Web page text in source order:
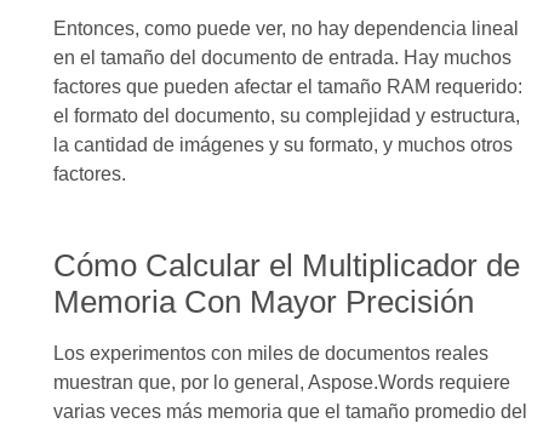
Entonces, como puede ver, no hay dependencia lineal
en el tamaño del documento de entrada. Hay muchos
factores que pueden afectar el tamaño RAM requerido:
el formato del documento, su complejidad y estructura,
la cantidad de imágenes y su formato, y muchos otros
factores.
Cómo Calcular el Multiplicador de
Memoria Con Mayor Precisión
Los experimentos con miles de documentos reales
muestran que, por lo general, Aspose.Words requiere
varias veces más memoria que el tamaño promedio del